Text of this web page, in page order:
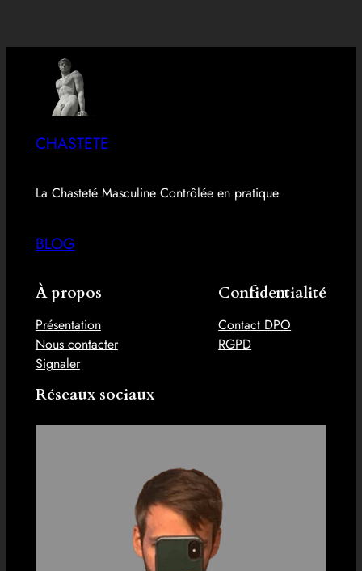
CHASTETE
La Chasteté Masculine Contrôlée en pratique
BLOG
À propos
Présentation
Nous contacter
Signaler
Confidentialité
Contact DPO
RGPD
Réseaux sociaux